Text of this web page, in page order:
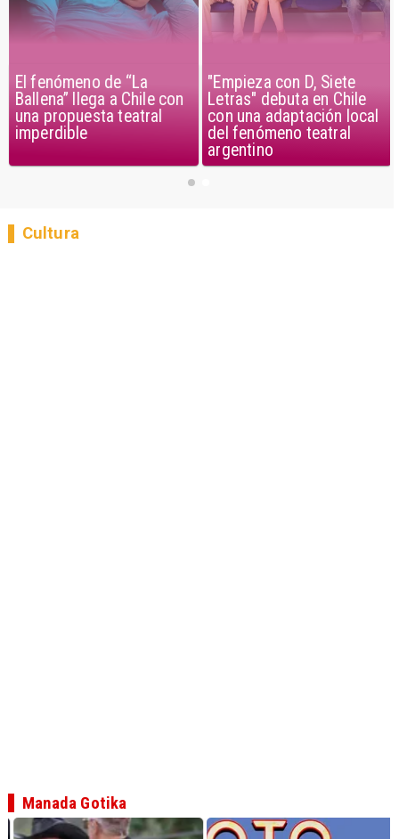
El fenómeno de “La
Ballena” llega a Chile con
una propuesta teatral
imperdible
"Empieza con D, Siete
Letras" debuta en Chile
con una adaptación local
del fenómeno teatral
argentino
Cultura
Manada Gotika